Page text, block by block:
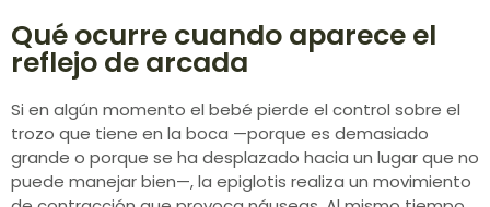
Qué ocurre cuando aparece el
reflejo de arcada
Si en algún momento el bebé pierde el control sobre el
trozo que tiene en la boca —porque es demasiado
grande o porque se ha desplazado hacia un lugar que no
puede manejar bien—, la epiglotis realiza un movimiento